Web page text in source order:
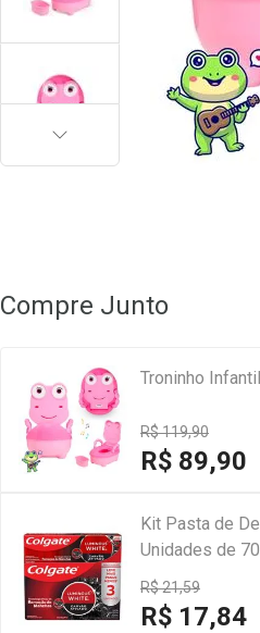
PRÓXIMA
Compre Junto
Troninho
R$ 119,90
R$ 89,90
Kit Pasta de
Unidades de
R$ 21,59
R$ 17,84